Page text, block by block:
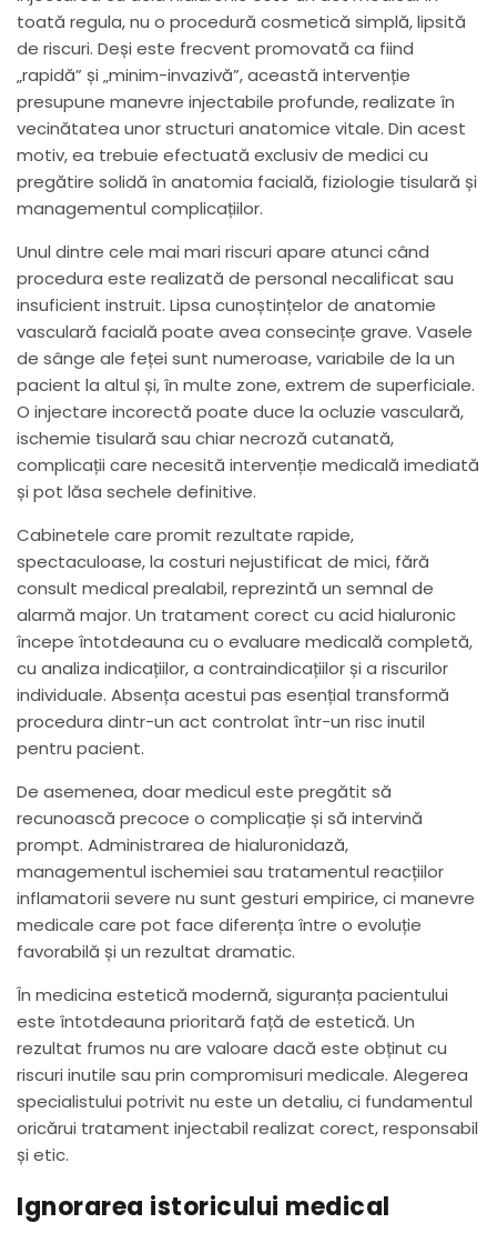
toată regula, nu o procedură cosmetică simplă, lipsită
de riscuri. Deși este frecvent promovată ca fiind
„rapidă” și „minim-invazivă”, această intervenție
presupune manevre injectabile profunde, realizate în
vecinătatea unor structuri anatomice vitale. Din acest
motiv, ea trebuie efectuată exclusiv de medici cu
pregătire solidă în anatomia facială, fiziologie tisulară și
managementul complicațiilor.
Unul dintre cele mai mari riscuri apare atunci când
procedura este realizată de personal necalificat sau
insuficient instruit. Lipsa cunoștințelor de anatomie
vasculară facială poate avea consecințe grave. Vasele
de sânge ale feței sunt numeroase, variabile de la un
pacient la altul și, în multe zone, extrem de superficiale.
O injectare incorectă poate duce la ocluzie vasculară,
ischemie tisulară sau chiar necroză cutanată,
complicații care necesită intervenție medicală imediată
și pot lăsa sechele definitive.
Cabinetele care promit rezultate rapide,
spectaculoase, la costuri nejustificat de mici, fără
consult medical prealabil, reprezintă un semnal de
alarmă major. Un tratament corect cu acid hialuronic
începe întotdeauna cu o evaluare medicală completă,
cu analiza indicațiilor, a contraindicațiilor și a riscurilor
individuale. Absența acestui pas esențial transformă
procedura dintr-un act controlat într-un risc inutil
pentru pacient.
De asemenea, doar medicul este pregătit să
recunoască precoce o complicație și să intervină
prompt. Administrarea de hialuronidază,
managementul ischemiei sau tratamentul reacțiilor
inflamatorii severe nu sunt gesturi empirice, ci manevre
medicale care pot face diferența între o evoluție
favorabilă și un rezultat dramatic.
În medicina estetică modernă, siguranța pacientului
este întotdeauna prioritară față de estetică. Un
rezultat frumos nu are valoare dacă este obținut cu
riscuri inutile sau prin compromisuri medicale. Alegerea
specialistului potrivit nu este un detaliu, ci fundamentul
oricărui tratament injectabil realizat corect, responsabil
și etic.
Ignorarea istoricului medical